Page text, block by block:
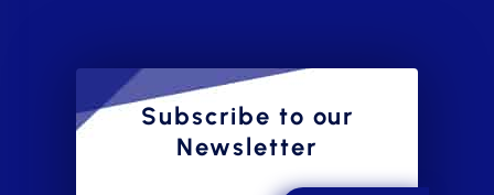
Subscribe to our
Newsletter